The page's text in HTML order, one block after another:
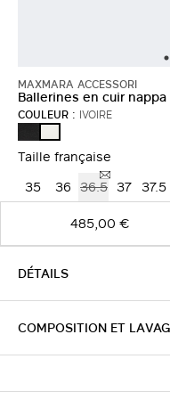
MAXMARA ACCESSORI
Ballerines en cuir
COULEUR : IVOIRE
Taille française
35 36 36.5 37 37.5
485,00 €
DÉTAILS
COMPOSITION ET